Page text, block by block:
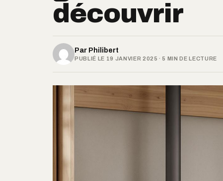
découvrir
Par Philibert
PUBLIÉ LE 19 JANVIER 2025 · 5 MIN DE LECTURE